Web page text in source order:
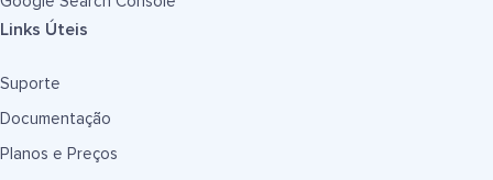
Links Úteis
Suporte
Documentação
Planos e Preços